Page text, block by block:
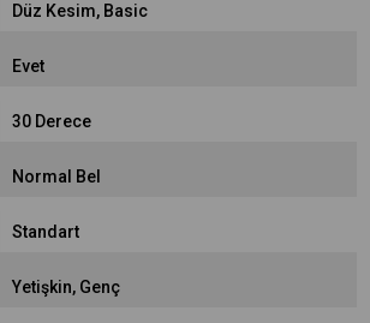
Düz Kesim Basic
Evet
30 Derece
Normal Bel
Standart
Yetişkin Genç